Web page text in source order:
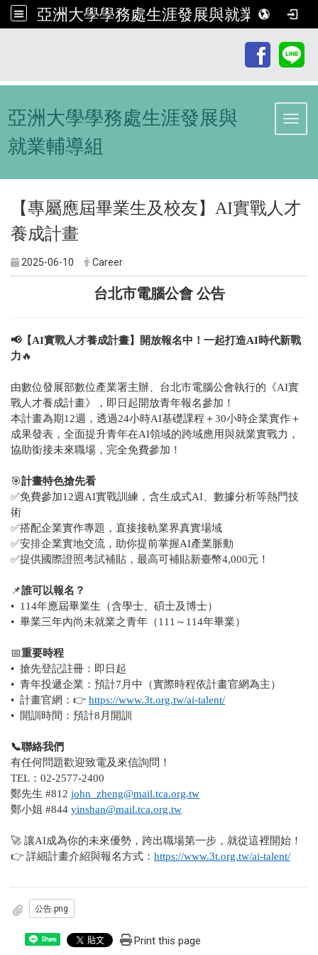
亞洲大學學務處生涯發展與就業輔導組
亞洲大學學務處生涯發展與
就業輔導組
【專屬應屆畢業生及校友】AI實戰人才
養成計畫
2025-06-10 Career
台北市電腦公會 公告
📢【AI實戰人才養成計畫】開放報名中！ 一起打造AI時代新戰
力🔥
由數位發展部數位產業署主辦、台北市電腦公會執行的《AI實
戰人才養成計畫》，即日起開放青年報名參加！
本計畫為期12週，透過24小時AI基礎課程＋30小時企業實作＋
成果發表，全面提升青年在AI領域的跨域應用與就業實戰力，
協助銜接未來職場，完全免費參加！
🎯計畫特色搶先看
✅免費參加12週AI實戰訓練，含生成式AI、數據分析等熱門技
術
✅搭配企業實作專題，直接接軌業界真實場域
✅安排企業實地交流，助你提前掌握AI產業脈動
✅提供國際證照考試補貼，最高可補貼新臺幣4,000元！
📌誰可以報名？
• 114年應屆畢業生（含學士、碩士及博士）
• 畢業三年內尚未就業之青年（111～114年畢業）
📅重要時程
• 搶先登記註冊：即日起
• 青年投遞企業：預計7月中（實際時程依計畫官網為主）
• 計畫官網： 👉 https://www.3t.org.tw/ai-talent/
• 開訓時間：預計8月開訓
📞聯絡我們
有任何問題歡迎致電及來信詢問！
TEL：02-2577-2400
鄭先生 #812 john_zheng@mail.tca.org.tw
鄭小姐 #844 yinshan@mail.tca.org.tw
🚀 讓AI成為你的未來優勢，跨出職場第一步，就從這裡開始！
👉 詳細計畫介紹與報名方式： https://www.3t.org.tw/ai-talent/
公告.png
Share Print this page